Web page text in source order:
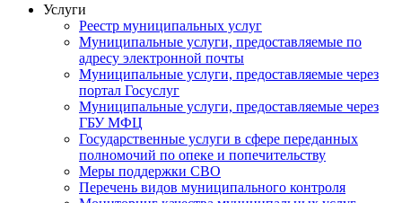
Услуги
Реестр муниципальных услуг
Муниципальные услуги, предоставляемые по
адресу электронной почты
Муниципальные услуги, предоставляемые через
портал Госуслуг
Муниципальные услуги, предоставляемые через
ГБУ МФЦ
Государственные услуги в сфере переданных
полномочий по опеке и попечительству
Меры поддержки СВО
Перечень видов муниципального контроля